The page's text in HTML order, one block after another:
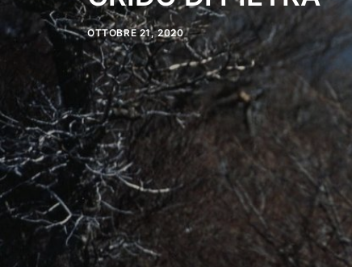
OTTOBRE 21, 2020